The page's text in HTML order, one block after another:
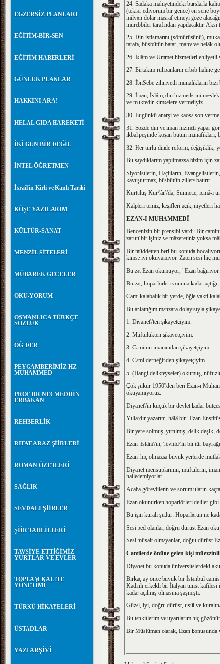
EGZERSİZ PLANLARI
EĞİTİM-BİR-SEN
EĞİTİM HABERLERİ
GÜNLÜK PLANLAR
HAKKINI ARA!
HELAL GIDA HAREKETİ
İKİ GÜN BİR DEĞİL
İNTEL ÖĞRETMEN
İsrail'in Kirli ve Kanlı Tarihi
KÖŞE YAZILARIM
KÜLTÜR-SANAT
MENZİL SİTELERİ
MÜBAREK GECELER
OKU-YORUM
OSMANLICA TÜRKÇE
SÖZLÜK
ÖĞ-DER
PEYGAMBERİMİZ HZ
MUHAMMED
PROF DR NECMEDDİN
ERBAKAN
REHBERLİK
RIFAT ARAZ ŞİİRLERİ
ROMAN ÖZETLERİ
SAĞLIK
SEVDALI ŞİİRLER
ŞİİR TAHLİLLERİ
TAVSİYE ETTİĞİMİZ
YURTLAR VE EVLER
TOPLAM KALİTE
YÖNETİMİ
TÜRKÜ HİKAYELERİ
ÜSTADLAR
YAZI ARŞİVİ
24. Sadaka mahiyetindeki burslarla
(tekrar ediyorum bir gence) on sene
milyon dolar masraf etmeyi göze
mürebbiler tarafından yapılacaktır.
25. Din istismarını (sömürüsünü),
tarafa, büsbütün batar, mahv ve helâk
26. İslâm ve Ümmet hizmetleri ehliyetli
27. Birtakım ruhbanların erbab haline
28. İbnSebe zihniyetli münafıkların bizi
29. İman, İslâm, din hizmetlerini meslek
ve muktedir kimselere vermeliyiz.
30. Bugünkü anarşi ve kaosa son
31. Sözde din ve iman hizmeti yapar
ikbal peşinde koşan bütün
32. Her türlü dinde reform, değişiklik,
Bu saydıklarım yapılmazsa bizim için
Siyonistlerin, Haçlıların,
kavuşturmaz, büsbütün zillete batırır.
Kurtuluş Kur\'ân\'da, Sünnette, icmâ-i
Kalpleri temiz, keşifleri açık, niyetleri
EZAN-I MUHAMMEDÎ
Bendenizin bir prensibi vardı: Bir
zarurî bir işiniz ve mâzeretiniz yoksa
Bir müddetten beri bu konuda
kimse iyi okuyamıyor. Zaten sesi hiç
Bu zat Ezan okumuyor, "Ezan
Bu zat, hoparlörleri sonuna kadar
Cami kalabalık bir yerde, öğle vakti
Bu anlattığım manzara dolayısıyla
1. Diyanet\'ten şikayetçiyim.
2. Müftülükten şikayetçiyim.
3. Caminin imamından şikayetçiyim.
4. Cami derneğinden şikayetçiyim.
5. (Hangi delikteyseler) okumuş,
Çok şükür 1950\'den beri Ezan-ı
okuyamıyoruz.
Diyanet\'in küçük bir devlet kadar
Yıllardır yazarım, hâlâ bir "Ezan
Bir yere solmuş, yırtılmış, delik deşik,
Ezan, İslâm\'ın, Tevhid\'in bir tür
Ezan, hiç olmazsa büyük yerlerde
Diyanet mensuplarının; müftülerin,
halledemiyorlar.
Acaba görevlilerin ve sorumluların
Ezan okunurken hoparlörleri deliler gibi
Bu işin kuralı şudur: Hoparlörün ne
Sesi bed olanlar, doğru dürüst Ezan
Sesi müsait olmayanlar, doğru dürüst
Camilerde önüne gelen kişi
Diyanet bu konuda üniversitelerdeki
Birkaç ay önce büyük bir İstanbul
Kadınlı erkekli bir İtalyan turist kafilesi
kadar açılmış olmasına şaşmıştı.
Güzel, iyi, doğru dürüst, usûl ve
Bu tenkitlerim ve uyarılarım hiç
Bir Müslüman olarak, Ezan konusunda